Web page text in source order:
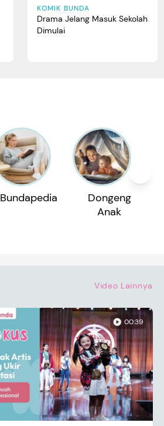
KOMIK BUNDA
Drama Jelang Masuk Sekolah
Dimulai
Bundapedia
Dongeng
Anak
Video Lainnya
00:39